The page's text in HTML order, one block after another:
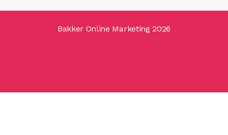
Bakker Online Marketing 2026